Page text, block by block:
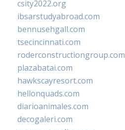
csity2022.org
ibsarstudyabroad.com
bennusehgall.com
tsecincinnati.com
roderconstructiongroup.com
plazabatai.com
hawkscayresort.com
hellonquads.com
diarioanimales.com
decogaleri.com